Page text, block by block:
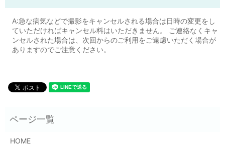
A:急な病気などで撮影をキャンセルされる場合は日時の変更をし
ていただければキャンセル料はいただきません。 ご連絡なくキャ
ンセルされた場合は、次回からのご利用をご遠慮いただく場合が
ありますのでご注意ください。
HOME